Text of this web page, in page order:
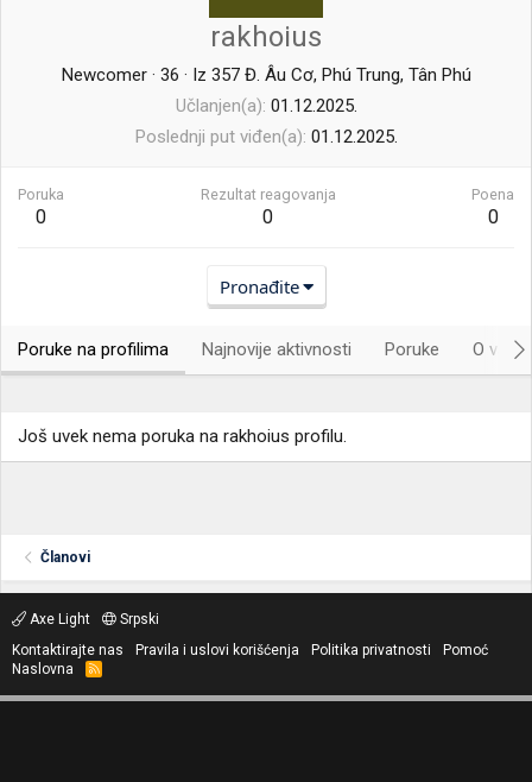
rakhoius
Newcomer · 36 · Iz 357 Đ. Âu Cơ, Phú Trung, Tân Phú
Učlanjen(a) 01.12.2025.
Poslednji put viđen(a) 01.12.2025.
Poruka
0
Rezultat reagovanja
0
Poena
0
Pronađite
Poruke na profilima Najnovije aktivnosti Poruke O
Još uvek nema poruka na rakhoius profilu.
Članovi
Axe Light
Srpski
Kontaktirajte nas
Pravila i uslovi korišćenja Politika privatnosti
Pomoć
Naslovna
R
S